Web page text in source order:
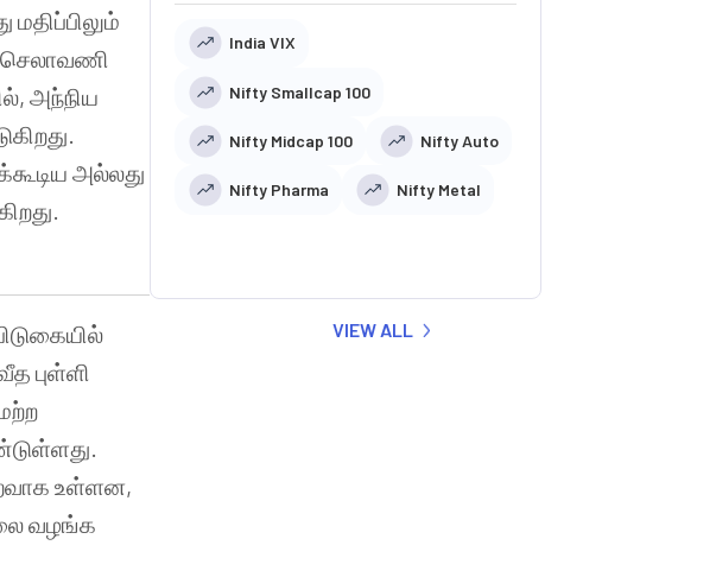
செலாவணி
அந்நிய
அல்லது
புள்ளி
உள்ளன,
வழங்க
India VIX
Nifty Smallcap 100
Nifty Midcap 100 Nifty Auto
Nifty Pharma Nifty Metal
VIEW ALL